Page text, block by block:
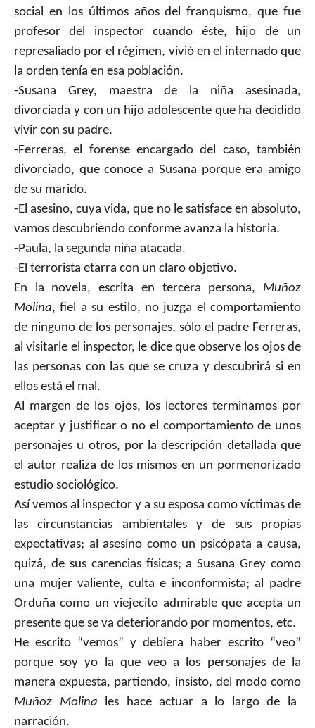
social en los últimos años del franquismo, que fue
profesor del inspector cuando éste, hijo de un
represaliado por el régimen, vivió en el internado que
la orden tenía en esa población.
-Susana Grey, maestra de la niña asesinada,
divorciada y con un hijo adolescente que ha decidido
vivir con su padre.
-Ferreras, el forense encargado del caso, también
divorciado, que conoce a Susana porque era amigo
de su marido.
-El asesino, cuya vida, que no le satisface en absoluto,
vamos descubriendo conforme avanza la historia.
-Paula, la segunda niña atacada.
-El terrorista etarra con un claro objetivo.
En la novela, escrita en tercera persona, Muñoz
Molina, fiel a su estilo, no juzga el comportamiento
de ninguno de los personajes, sólo el padre Ferreras,
al visitarle el inspector, le dice que observe los ojos de
las personas con las que se cruza y descubrirá si en
ellos está el mal.
Al margen de los ojos, los lectores terminamos por
aceptar y justificar o no el comportamiento de unos
personajes u otros, por la descripción detallada que
el autor realiza de los mismos en un pormenorizado
estudio sociológico.
Así vemos al inspector y a su esposa como víctimas de
las circunstancias ambientales y de sus propias
expectativas; al asesino como un psicópata a causa,
quizá, de sus carencias físicas; a Susana Grey como
una mujer valiente, culta e inconformista; al padre
Orduña como un viejecito admirable que acepta un
presente que se va deteriorando por momentos, etc.
He escrito “vemos” y debiera haber escrito “veo”
porque soy yo la que veo a los personajes de la
manera expuesta, partiendo, insisto, del modo como
Muñoz Molina les hace actuar a lo largo de la
narración.